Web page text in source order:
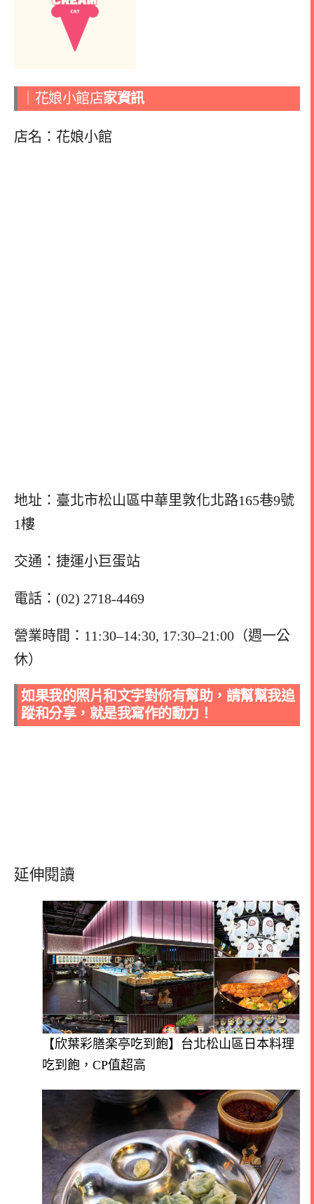
｜花娘小館店家資訊
店名：花娘小館
地址：臺北市松山區中華里敦化北路165巷9號
1樓
交通：捷運小巨蛋站
電話：(02) 2718-4469
營業時間：11:30–14:30, 17:30–21:00（週一公
休）
如果我的照片和文字對你有幫助，請幫幫我追
蹤和分享，就是我寫作的動力！
延伸閱讀
【欣葉彩膳楽亭吃到飽】台北松山區日本料理
吃到飽，CP值超高